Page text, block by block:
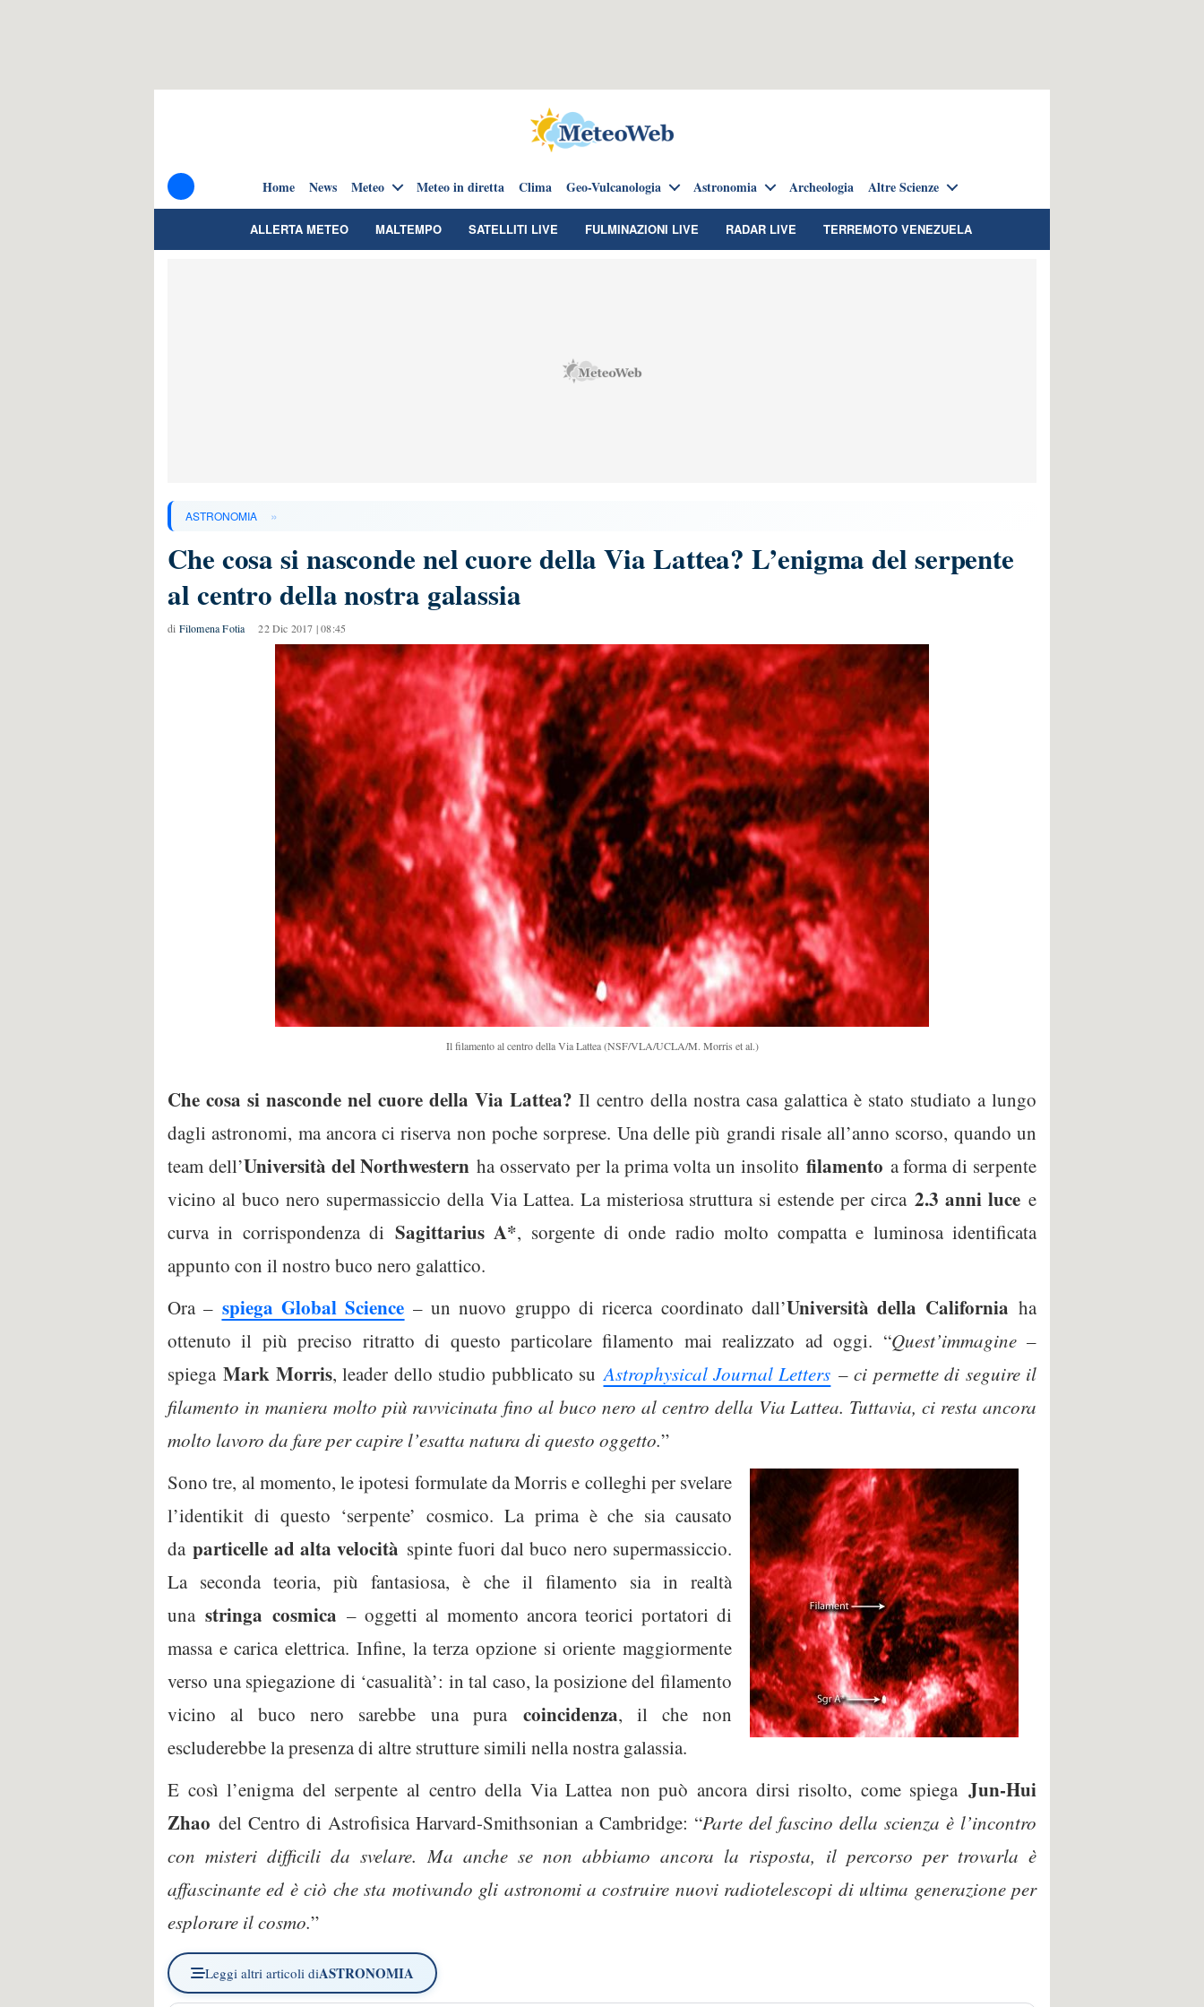
Home News Meteo Meteo in diretta Clima Geo-Vulcanologia Astronomia Archeologia Altre Scienze
ALLERTA METEO MALTEMPO SATELLITI LIVE FULMINAZIONI LIVE RADAR LIVE TERREMOTO VENEZUELA
ASTRONOMIA »
Che cosa si nasconde nel cuore della Via Lattea? L’enigma del serpente
al centro della nostra galassia
di Filomena Fotia 22 Dic 2017 | 08:45
Il filamento al centro della Via Lattea (NSF/VLA/UCLA/M. Morris et al.)
Che cosa si nasconde nel cuore della Via Lattea? Il centro della nostra casa galattica è stato studiato a lungo
dagli astronomi, ma ancora ci riserva non poche sorprese. Una delle più grandi risale all’anno scorso, quando un
team dell’Università del Northwesternha osservato per la prima volta un insolito filamento a forma di serpente
vicino al buco nero supermassiccio della Via Lattea. La misteriosa struttura si estende per circa2.3 anni luce e
curva in corrispondenza diSagittarius A*, sorgente di onde radio molto compatta e luminosa identificata
appunto con il nostro buco nero galattico.
Ora – spiega Global Science – un nuovo gruppo di ricerca coordinato dall’Università della Californiaha
ottenuto il più preciso ritratto di questo particolare filamento mai realizzato ad oggi. “Quest’immagine–
spiegaMark Morris, leader dello studio pubblicato suAstrophysical Journal Letters –ci permette di seguire il
filamento in maniera molto più ravvicinata fino al buco nero al centro della Via Lattea. Tuttavia, ci resta ancora
molto lavoro da fare per capire l’esatta natura di questo oggetto.”
Sono tre, al momento, le ipotesi formulate da Morris e colleghi per svelare
l’identikit di questo ‘serpente’ cosmico. La prima è che sia causato
daparticelle ad alta velocità spinte fuori dal buco nero supermassiccio.
La seconda teoria, più fantasiosa, è che il filamento sia in realtà
una stringa cosmica – oggetti al momento ancora teorici portatori di
massa e carica elettrica. Infine, la terza opzione si oriente maggiormente
verso una spiegazione di ‘casualità’: in tal caso, la posizione del filamento
vicino al buco nero sarebbe una pura coincidenza, il che non
escluderebbe la presenza di altre strutture simili nella nostra galassia.
E così l’enigma del serpente al centro della Via Lattea non può ancora dirsi risolto, come spiega Jun-Hui
Zhao del Centro di Astrofisica Harvard-Smithsonian a Cambridge: “Parte del fascino della scienza è l’incontro
con misteri difficili da svelare. Ma anche se non abbiamo ancora la risposta, il percorso per trovarla è
affascinante ed è ciò che sta motivando gli astronomi a costruire nuovi radiotelescopi di ultima generazione per
esplorare il cosmo.”
Leggi altri articoli diASTRONOMIA